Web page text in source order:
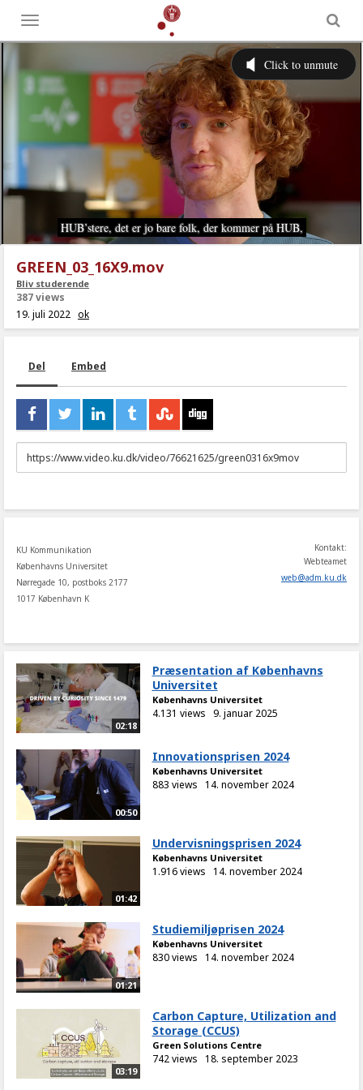
Toggle
menu
GREEN_03_16X9.mov
Bliv studerende
387 views
19. juli 2022 ok
Del Embed
URL
to
KU Kommunikation
Københavns Universitet
Nørregade 10, postboks 2177
1017 København K
Kontakt:
Webteamet
web@adm.ku.dk
02:18
Præsentation af Københavns
Universitet
Københavns Universitet
4.131 views 9. januar 2025
00:50
Innovationsprisen 2024
Københavns Universitet
883 views 14. november 2024
01:42
Undervisningsprisen 2024
Københavns Universitet
1.916 views 14. november 2024
01:21
Studiemiljøprisen 2024
Københavns Universitet
830 views 14. november 2024
03:19
Carbon Capture, Utilization and
Storage (CCUS)
Green Solutions Centre
742 views 18. september 2023